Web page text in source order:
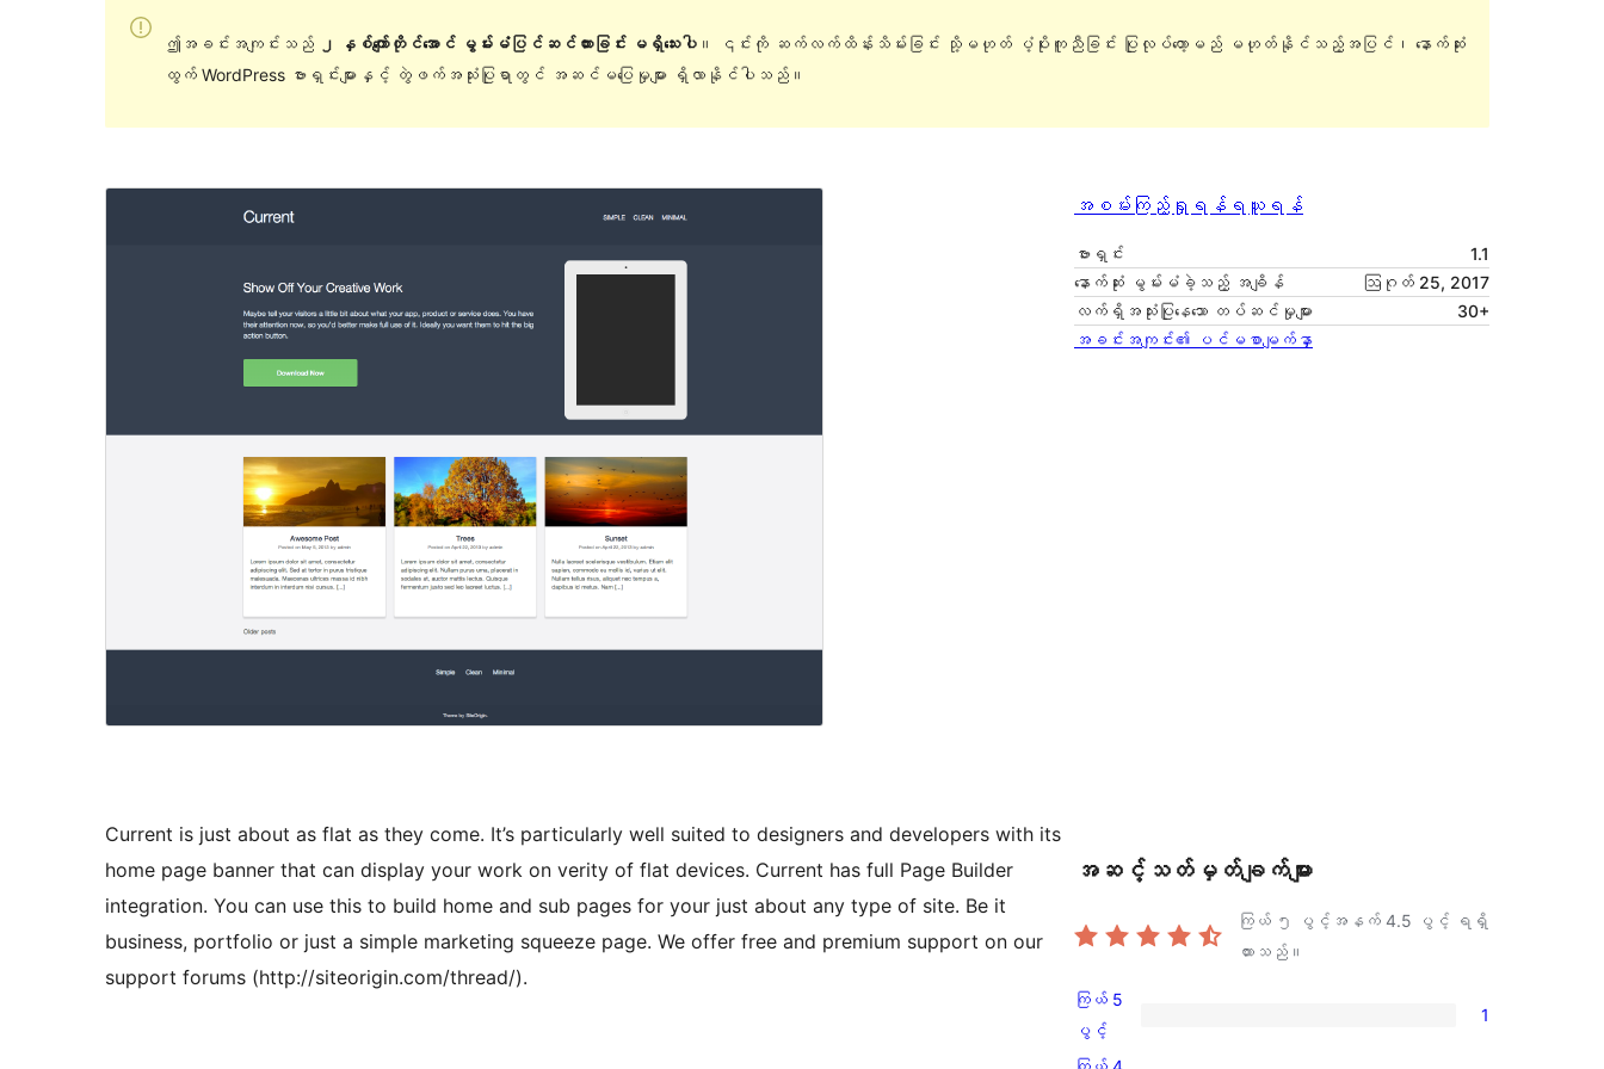
ဤအခင်းအကျင်းသည် ၂ နှစ်ကျော်တိုင်အောင် မွမ်းမံပြင်ဆင်ထားခြင်း မရှိသေးပါ။ ၎င်းကို ဆက်လက်ထိန်းသိမ်းခြင်း သို့မဟုတ် ပံ့ပိုးကူညီခြင်း ပြုလုပ်တော့မည် မဟုတ်နိုင်သည့်အပြင်၊ နောက်ဆုံး
ထွက် WordPress ဗားရှင်းများနှင့် တွဲဖက်အသုံးပြုရာတွင် အဆင်မပြေမှုများ ရှိလာနိုင်ပါသည်။
အစမ်းကြည့်ရှုရန် ရယူရန်
ဗားရှင်း
1.1
နောက်ဆုံး မွမ်းမံခဲ့သည့် အချိန်
ဩဂုတ် 25, 2017
လက်ရှိအသုံးပြုနေသော တပ်ဆင်မှုများ
30+
အခင်းအကျင်း၏ ပင်မစာမျက်နှာ
Current is just about as flat as they come. It’s particularly well suited to designers and developers with its
home page banner that can display your work on verity of flat devices. Current has full Page Builder
integration. You can use this to build home and sub pages for your just about any type of site. Be it
business, portfolio or just a simple marketing squeeze page. We offer free and premium support on our
support forums (http://siteorigin.com/thread/).
အဆင့်သတ်မှတ်ချက်များ
ကြယ် ၅ ပွင့်အနက် 4.5 ပွင့် ရရှိ
ထားသည်။
ကြယ်
5
ကြယ် 5
ပွင့်
1